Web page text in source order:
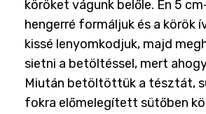
köröket vágunk belőle. Én 5
hengerré formáljuk és a körök
kissé lenyomkodjuk, majd
sietni a betöltéssel, mert
Miután betöltöttük a tésztát,
fokra előmelegített sütőben